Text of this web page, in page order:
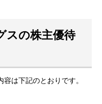
スの株主優待
は下記のとおりです。